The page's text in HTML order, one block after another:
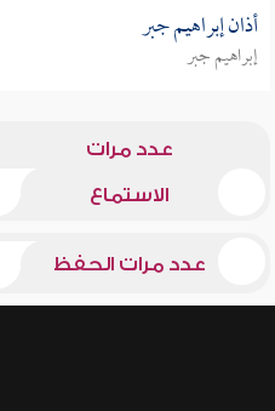
أذان إبراهيم جبر
إبراهيم جبر
عدد مرات
الاستماع
عدد مرات الحفظ